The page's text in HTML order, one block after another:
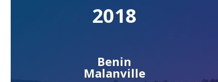
2018
Benin
Malanville